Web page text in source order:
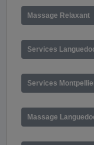
Massage Relaxant
Services
Services
Massage